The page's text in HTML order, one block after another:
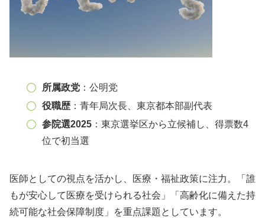
所属政党：公明党
役職歴：青年局次長、東京都本部副代表
参院選2025：東京選挙区から立候補し、得票数4
位で初当選
医師としての視点を活かし、医療・福祉政策に注力。「誰
もが安心して医療を受けられる社会」「高齢化に備えた持
続可能な社会保障制度」を重点課題としています。